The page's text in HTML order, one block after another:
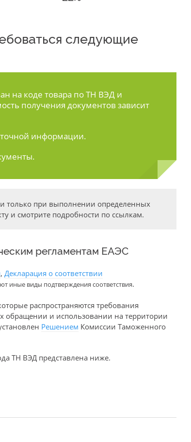
следующие
на коде товара по ТН ВЭД и
получения документов зависит
информации.
только при выполнении определенных
и смотрите подробности по ссылкам.
регламентам ЕАЭС
, Декларация о соответствии
иные виды подтверждения соответствия.
распространяются требования
обращении и использовании на территории
Решением Комиссии Таможенного
ТН ВЭД представлена ниже.